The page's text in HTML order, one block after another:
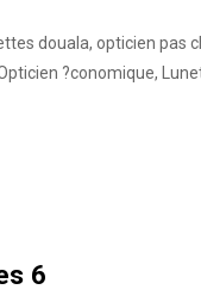
douala, opticien
?conomique,
6